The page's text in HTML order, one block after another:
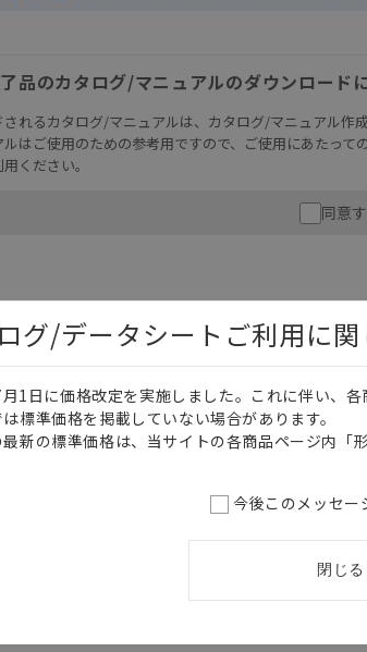
品のカタログ/マニュアルのダウンロード
されるカタログ/マニュアルは、カタログ/マニュアル作
はご使用のための参考用ですので、ご使用にあたっ
ください。
本製品を人命や財産に重大な危険を及ぼすような用途
より必要な安全性を確保できるよう設計されているこ
ニュアルに記載されているアプリケーション事例は
えご使用ください。・商品に接続される推奨機器等、
ている可能性がありますがご容赦ください。
同意
日本語
グ/データシートご利用に関
1日に価格改定を実施しました。これに伴い、
標準価格を掲載していない場合があります。
新の標準価格は、当サイトの各商品ページ内「
今後このメッセー
閉じる